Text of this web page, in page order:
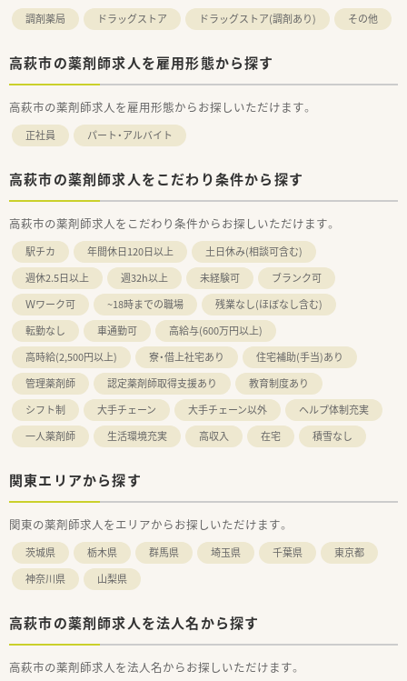
調剤薬局 ドラッグストア ドラッグストア(調剤あり) その他
高萩市の薬剤師求人を雇用形態から探す
高萩市の薬剤師求人を雇用形態からお探しいただけます。
正社員 パート・アルバイト
高萩市の薬剤師求人をこだわり条件から探す
高萩市の薬剤師求人をこだわり条件からお探しいただけます。
駅チカ 年間休日120日以上
土日休み(相談可含む)
週休2.5日以上
週32h以上 未経験可
ブランク可
Ｗワーク可
~18時までの職場
残業なし(ほぼなし含む)
転勤なし
車通勤可
高給与(600万円以上)
高時給(2,500円以上)
寮・借上社宅あり
住宅補助(手当)あり
管理薬剤師
認定薬剤師取得支援あり
教育制度あり
シフト制
大手チェーン 大手チェーン以外
ヘルプ体制充実
一人薬剤師
生活環境充実 高収入 在宅 積雪なし
関東エリアから探す
関東の薬剤師求人をエリアからお探しいただけます。
茨城県 栃木県 群馬県 埼玉県 千葉県
東京都
神奈川県
山梨県
高萩市の薬剤師求人を法人名から探す
高萩市の薬剤師求人を法人名からお探しいただけます。